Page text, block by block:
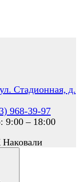
Стадионная, д.
968-39-97
9:00 – 18:00